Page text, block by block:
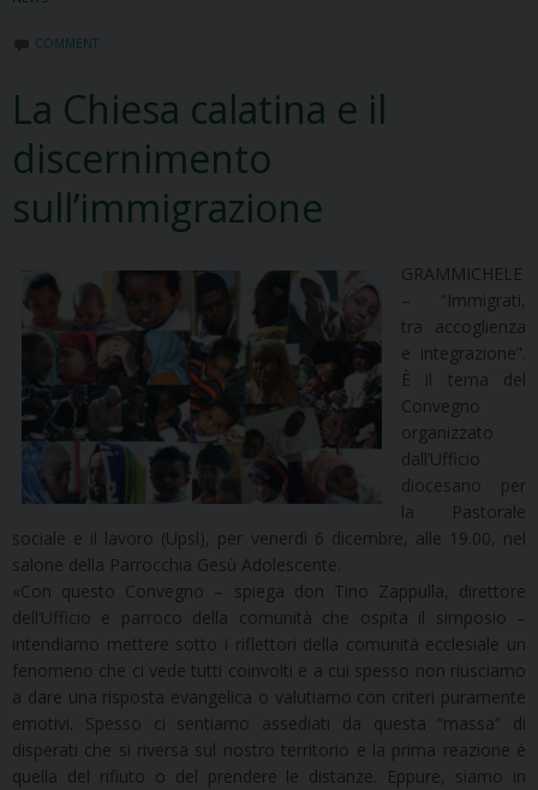
COMMENT
La Chiesa calatina e il
discernimento
sull’immigrazione
GRAMMICHELE
– “Immigrati,
tra accoglienza
e integrazione”.
È il tema del
Convegno
organizzato
dall’Ufficio
diocesano per
la Pastorale
sociale e il lavoro (Upsl), per venerdì 6 dicembre, alle 19.00, nel
salone della Parrocchia Gesù Adolescente.
«Con questo Convegno – spiega don Tino Zappulla, direttore
dell’Ufficio e parroco della comunità che ospita il simposio –
intendiamo mettere sotto i riflettori della comunità ecclesiale un
fenomeno che ci vede tutti coinvolti e a cui spesso non riusciamo
a dare una risposta evangelica o valutiamo con criteri puramente
emotivi. Spesso ci sentiamo assediati da questa “massa” di
disperati che si riversa sul nostro territorio e la prima reazione è
quella del rifiuto o del prendere le distanze. Eppure, siamo in